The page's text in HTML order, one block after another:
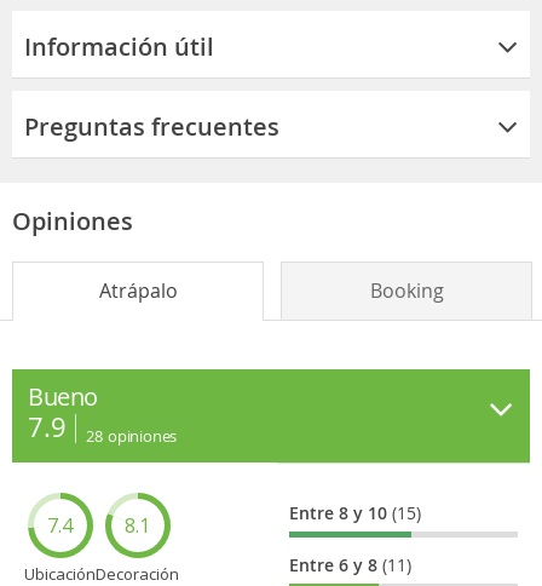
Información útil
Preguntas frecuentes
Opiniones
Atrápalo Booking
Bueno
7.9 28 opiniones
7.4
Ubicación
8.1
Decoración
Entre 8 y 10(15)
Entre 6 y 8(11)